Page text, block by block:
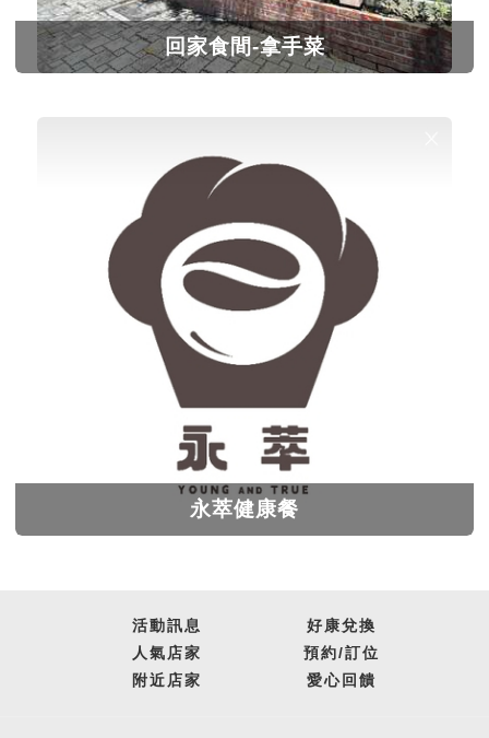
回家食間-拿手菜
永萃健康餐
活動訊息
好康兌換
人氣店家
預約/訂位
附近店家
愛心回饋